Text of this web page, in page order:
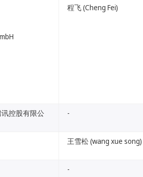
程飞 (Cheng Fei)
控股有限公
-
王雪松 (wang xue song)
-